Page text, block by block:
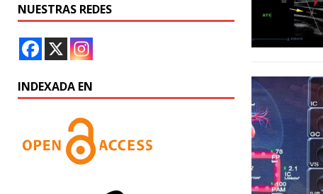
NUESTRAS REDES
INDEXADA EN